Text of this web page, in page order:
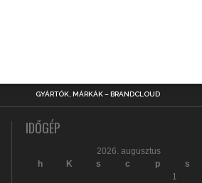
GYÁRTÓK, MÁRKÁK – BRANDCLOUD
IDŐGÉP
2026. augusztus
h
K s c p s
1